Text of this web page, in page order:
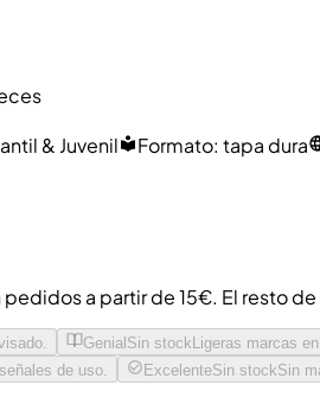
& Juvenil Formato: tapa dura
a partir de 15€. El resto
GenialSin stockLigeras marcas
de uso. ExcelenteSin stockSin